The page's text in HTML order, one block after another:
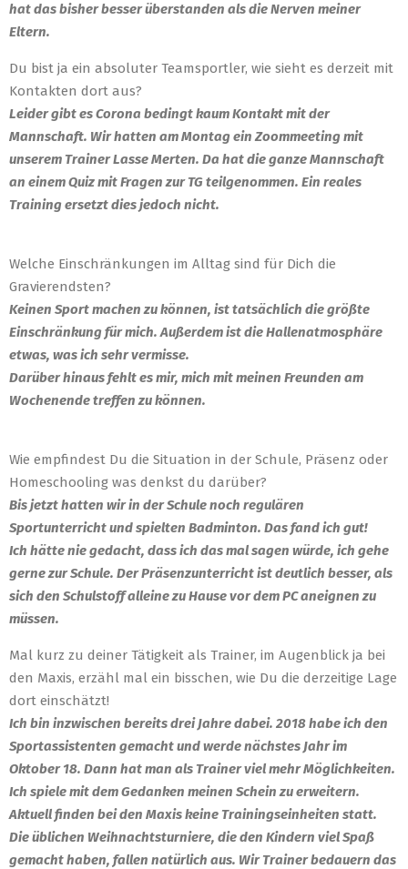
hat das bisher besser überstanden als die Nerven meiner
Eltern.
Du bist ja ein absoluter Teamsportler, wie sieht es derzeit mit
Kontakten dort aus?
Leider gibt es Corona bedingt kaum Kontakt mit der
Mannschaft. Wir hatten am Montag ein Zoommeeting mit
unserem Trainer Lasse Merten. Da hat die ganze Mannschaft
an einem Quiz mit Fragen zur TG teilgenommen. Ein reales
Training ersetzt dies jedoch nicht.
Welche Einschränkungen im Alltag sind für Dich die
Gravierendsten?
Keinen Sport machen zu können, ist tatsächlich die größte
Einschränkung für mich. Außerdem ist die Hallenatmosphäre
etwas, was ich sehr vermisse.
Darüber hinaus fehlt es mir, mich mit meinen Freunden am
Wochenende treffen zu können.
Wie empfindest Du die Situation in der Schule, Präsenz oder
Homeschooling was denkst du darüber?
Bis jetzt hatten wir in der Schule noch regulären
Sportunterricht und spielten Badminton. Das fand ich gut!
Ich hätte nie gedacht, dass ich das mal sagen würde, ich gehe
gerne zur Schule. Der Präsenzunterricht ist deutlich besser, als
sich den Schulstoff alleine zu Hause vor dem PC aneignen zu
müssen.
Mal kurz zu deiner Tätigkeit als Trainer, im Augenblick ja bei
den Maxis, erzähl mal ein bisschen, wie Du die derzeitige Lage
dort einschätzt!
Ich bin inzwischen bereits drei Jahre dabei. 2018 habe ich den
Sportassistenten gemacht und werde nächstes Jahr im
Oktober 18. Dann hat man als Trainer viel mehr Möglichkeiten.
Ich spiele mit dem Gedanken meinen Schein zu erweitern.
Aktuell finden bei den Maxis keine Trainingseinheiten statt.
Die üblichen Weihnachtsturniere, die den Kindern viel Spaß
gemacht haben, fallen natürlich aus. Wir Trainer bedauern das